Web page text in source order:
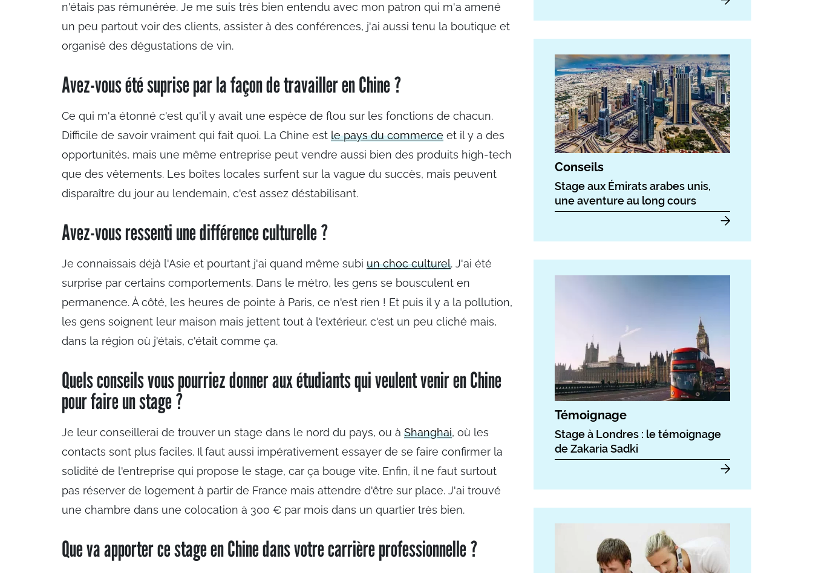
n'étais pas rémunérée. Je me suis très bien entendu avec mon patron qui m'a amené
un peu partout voir des clients, assister à des conférences, j'ai aussi tenu la boutique et
organisé des dégustations de vin.
Avez-vous été suprise par la façon de travailler en Chine ?
Ce qui m'a étonné c'est qu'il y avait une espèce de flou sur les fonctions de chacun.
Difficile de savoir vraiment qui fait quoi. La Chine est le pays du commerce et il y a des
opportunités, mais une même entreprise peut vendre aussi bien des produits high-tech
que des vêtements. Les boîtes locales surfent sur la vague du succès, mais peuvent
disparaître du jour au lendemain, c'est assez déstabilisant.
Avez-vous ressenti une différence culturelle ?
Je connaissais déjà l'Asie et pourtant j'ai quand même subi un choc culturel. J'ai été
surprise par certains comportements. Dans le métro, les gens se bousculent en
permanence. À côté, les heures de pointe à Paris, ce n'est rien ! Et puis il y a la pollution,
les gens soignent leur maison mais jettent tout à l'extérieur, c'est un peu cliché mais,
dans la région où j'étais, c'était comme ça.
Quels conseils vous pourriez donner aux étudiants qui veulent venir en Chine
pour faire un stage ?
Je leur conseillerai de trouver un stage dans le nord du pays, ou à Shanghai, où les
contacts sont plus faciles. Il faut aussi impérativement essayer de se faire confirmer la
solidité de l'entreprise qui propose le stage, car ça bouge vite. Enfin, il ne faut surtout
pas réserver de logement à partir de France mais attendre d'être sur place. J'ai trouvé
une chambre dans une colocation à 300 € par mois dans un quartier très bien.
Que va apporter ce stage en Chine dans votre carrière professionnelle ?
Conseils
Stage aux Émirats arabes unis,
une aventure au long cours
Témoignage
Stage à Londres : le témoignage
de Zakaria Sadki